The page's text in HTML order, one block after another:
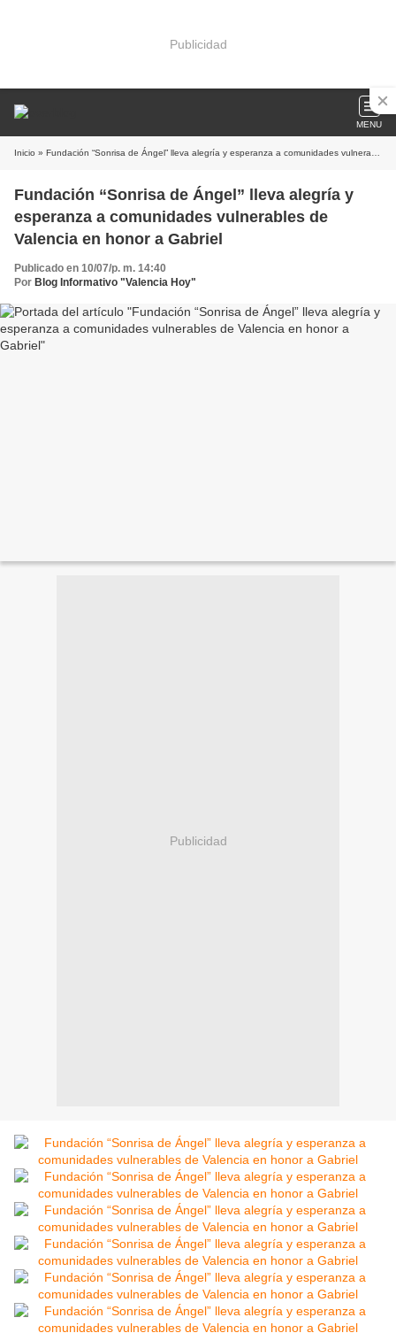
Publicidad
MENU
Inicio » Fundación “Sonrisa de Ángel” lleva alegría y esperanza a comunidades vulnerables de Valencia en honor a Gabriel
Fundación “Sonrisa de Ángel” lleva alegría y
esperanza a comunidades vulnerables de
Valencia en honor a Gabriel
Publicado en 10/07/p. m. 14:40
Por Blog Informativo "Valencia Hoy"
Publicidad